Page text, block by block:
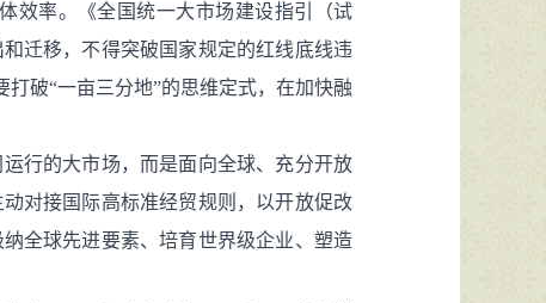
效率。《全国统一大市场建设指引（试
迁移，不得突破国家规定的红线底线违
破“一亩三分地”的思维定式，在加快融
行的大市场，而是面向全球、充分开放
对接国际高标准经贸规则，以开放促改
全球先进要素、培育世界级企业、塑造